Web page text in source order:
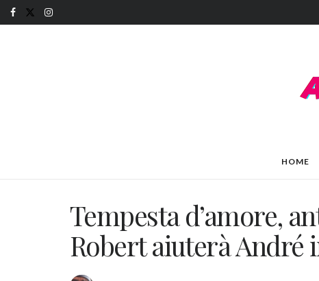
HOME
Tempesta d’amore,
Robert aiuterà André